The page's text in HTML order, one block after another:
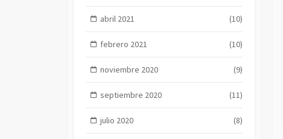
abril 2021 (10)
febrero 2021 (10)
noviembre 2020 (9)
septiembre 2020 (11)
julio 2020 (8)